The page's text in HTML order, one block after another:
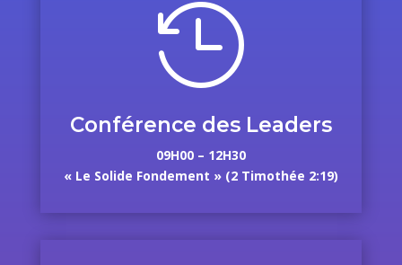

Conférence des Leaders
09H00 – 12H30
« Le Solide Fondement » (2 Timothée 2:19)